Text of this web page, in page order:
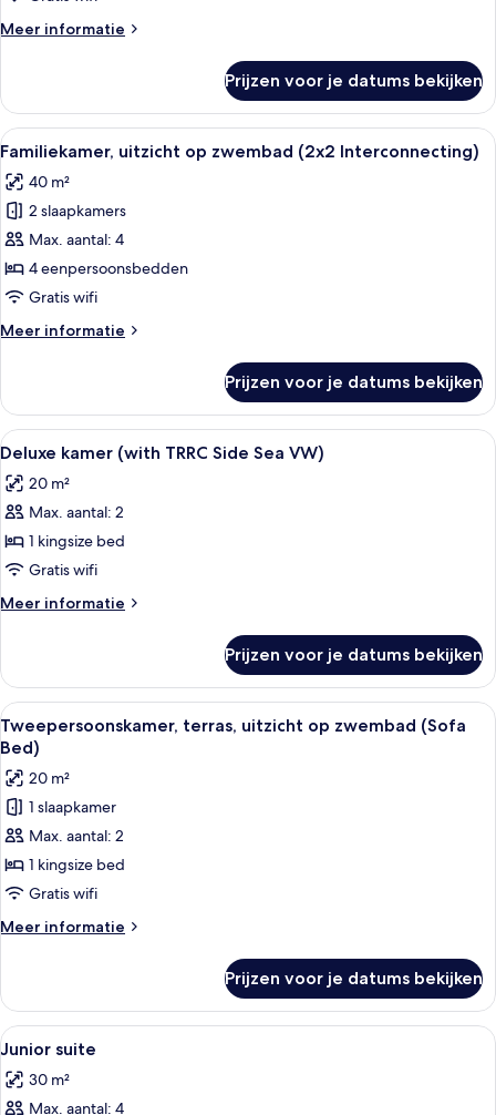
uitzicht
op
laden
Meer informatie
Meer
tweepersoonskamer,
terras,
uitzicht
zwembad
Prijzen voor je datums bekijken
Alle
foto's
voor
Familiekamer,
uitzicht
op
zwembad
Interconnecting)
Een hotelkamer met een groot bed,
4
Familiekamer, uitzicht op zwembad (2x2 Interconnecting)
40 m²
2 slaapkamers
Max. aantal: 4
4 eenpersoonsbedden
Gratis wifi
Meer informatie
Meer
uitzicht
op
zwembad
Interconnecting)
Prijzen voor je datums bekijken
Alle
foto's
voor
Deluxe
kamer
(with
TRRC
Side
VW)
laden
Deluxe kamer (with TRRC Side Sea
3
Deluxe kamer (with TRRC Side Sea VW)
20 m²
Max. aantal: 2
1 kingsize bed
Gratis wifi
Meer informatie
Meer
kamer
(with
TRRC
Side
VW)
Prijzen voor je datums bekijken
Alle
foto's
voor
Tweepersoonskamer,
terras,
uitzicht
op
zwembad
(Sofa
Bed)
Een moderne hotelbadkamer met
1
Tweepersoonskamer, terras, uitzicht op zwembad (Sofa
Bed)
20 m²
1 slaapkamer
Max. aantal: 2
1 kingsize bed
Gratis wifi
Meer informatie
Meer
terras,
uitzicht
op
(Sofa
Bed)
Prijzen voor je datums bekijken
Alle
foto's
voor
Een hotelkamer met een groot bed,
5
Junior suite
30 m²
Max. aantal: 4